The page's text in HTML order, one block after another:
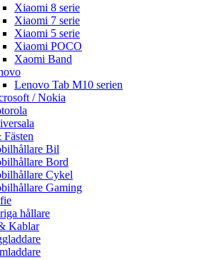
Xiaomi 8 serie
Xiaomi 7 serie
Xiaomi 5 serie
Xiaomi POCO
Xaomi Band
Lenovo Tab M10 serien
/ Nokia
Bil
Bord
Cykel
Gaming
hållare
Kablar